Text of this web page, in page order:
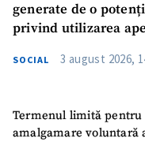
generate de o
privind utilizarea
SOCIAL 3 august 2026,
Termenul limită pentru
amalgamare voluntară